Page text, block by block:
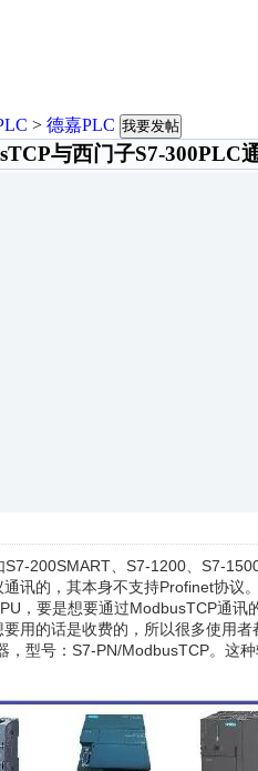
> 德嘉PLC 我要发帖
与西门子S7-300PLC
200SMART、S7-1200、S7-
讯的，其本身不支持Profinet协议
要是想要通过ModbusTCP通讯
用的话是收费的，所以很多使用
型号：S7-PN/ModbusTCP。这